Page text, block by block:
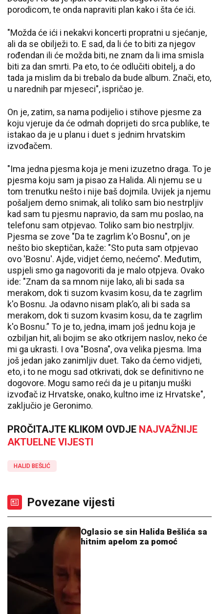
porodicom, te onda napraviti plan kako i šta će ići.
"Možda će ići i nekakvi koncerti propratni u sjećanje,
ali da se obilježi to. E sad, da li će to biti za njegov
rođendan ili će možda biti, ne znam da li ima smisla
biti za dan smrti. Pa eto, to će odlučiti obitelj, a do
tada ja mislim da bi trebalo da bude album. Znači, eto,
u narednih par mjeseci", ispričao je.
On je, zatim, sa nama podijelio i stihove pjesme za
koju vjeruje da će odmah doprijeti do srca publike, te
istakao da je u planu i duet s jednim hrvatskim
izvođačem.
"Ima jedna pjesma koja je meni izuzetno draga. To je
pjesma koju sam ja pisao za Halida. Ali njemu se u
tom trenutku nešto i nije baš dojmila. Uvijek ja njemu
pošaljem demo snimak, ali toliko sam bio nestrpljiv
kad sam tu pjesmu napravio, da sam mu poslao, na
telefonu sam otpjevao. Toliko sam bio nestrpljiv.
Pjesma se zove "Da te zagrlim k'o Bosnu", on je
nešto bio skeptičan, kaže: "Sto puta sam otpjevao
ovo 'Bosnu'. Ajde, vidjet ćemo, nećemo". Međutim,
uspjeli smo ga nagovoriti da je malo otpjeva. Ovako
ide: "Znam da sa mnom nije lako, ali bi sada sa
merakom, dok ti suzom kvasim kosu, da te zagrlim
k'o Bosnu. Ja odavno nisam plak’o, ali bi sada sa
merakom, dok ti suzom kvasim kosu, da te zagrlim
k'o Bosnu.” To je to, jedna, imam još jednu koja je
ozbiljan hit, ali bojim se ako otkrijem naslov, neko će
mi ga ukrasti. I ova "Bosna", ova velika pjesma. Ima
još jedan jako zanimljiv duet. Tako da ćemo vidjeti,
eto, i to ne mogu sad otkrivati, dok se definitivno ne
dogovore. Mogu samo reći da je u pitanju muški
izvođač iz Hrvatske, onako, kultno ime iz Hrvatske",
zaključio je Geronimo.
PROČITAJTE KLIKOM OVDJE NAJVAŽNIJE
AKTUELNE VIJESTI
HALID BEŠLIĆ
Povezane vijesti
Oglasio se sin Halida Bešlića sa
hitnim apelom za pomoć